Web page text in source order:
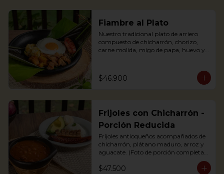
Antioquian bean soup without pork
or meat substances, served with soy
base shredded 'meat', soy based
'sausage', fried plantain, rice, arepa,
corn and avocado. Suitable for Vegans
Fiambre al Plato
Nuestro tradicional plato de arriero
compuesto de chicharrón, chorizo,
carne molida, migo de papa, huevo y
$46.900
Frijoles con Chicharrón -
Porción Reducida
Fríjoles antioqueños acompañados de
chicharrón, plátano maduro, arroz y
aguacate. (Foto de porción completa).
cracklings, white rice, avocado and
$47.500